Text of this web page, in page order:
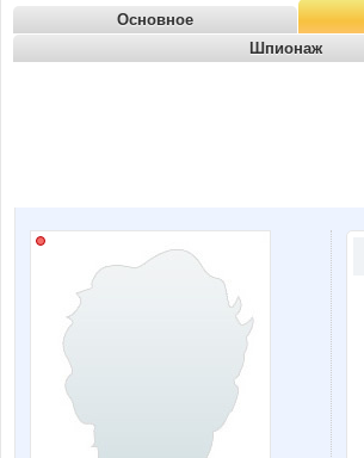
Основное
Шпионаж